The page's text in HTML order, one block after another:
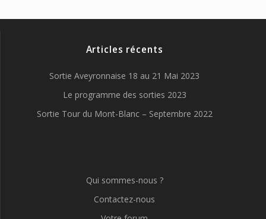
Articles récents
Sortie Aveyronnaise 18 au 21 Mai 2023
Le programme des sorties 2023
Sortie Tour du Mont-Blanc – Septembre 2022
Qui sommes-nous ?
Contactez-nous